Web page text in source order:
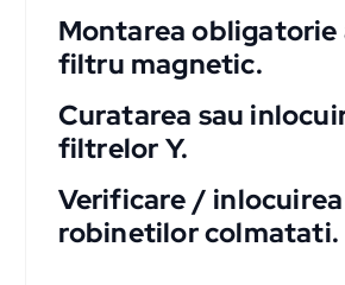
Montarea obligatorie
filtru magnetic.
Curatarea sau
filtrelor Y.
Verificare / inlocuirea
robinetilor colmatati.